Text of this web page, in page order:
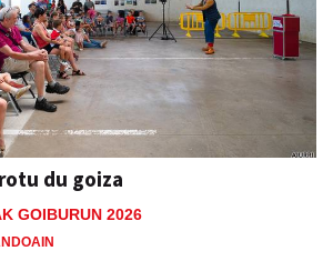
du goiza
GOIBURUN 2026